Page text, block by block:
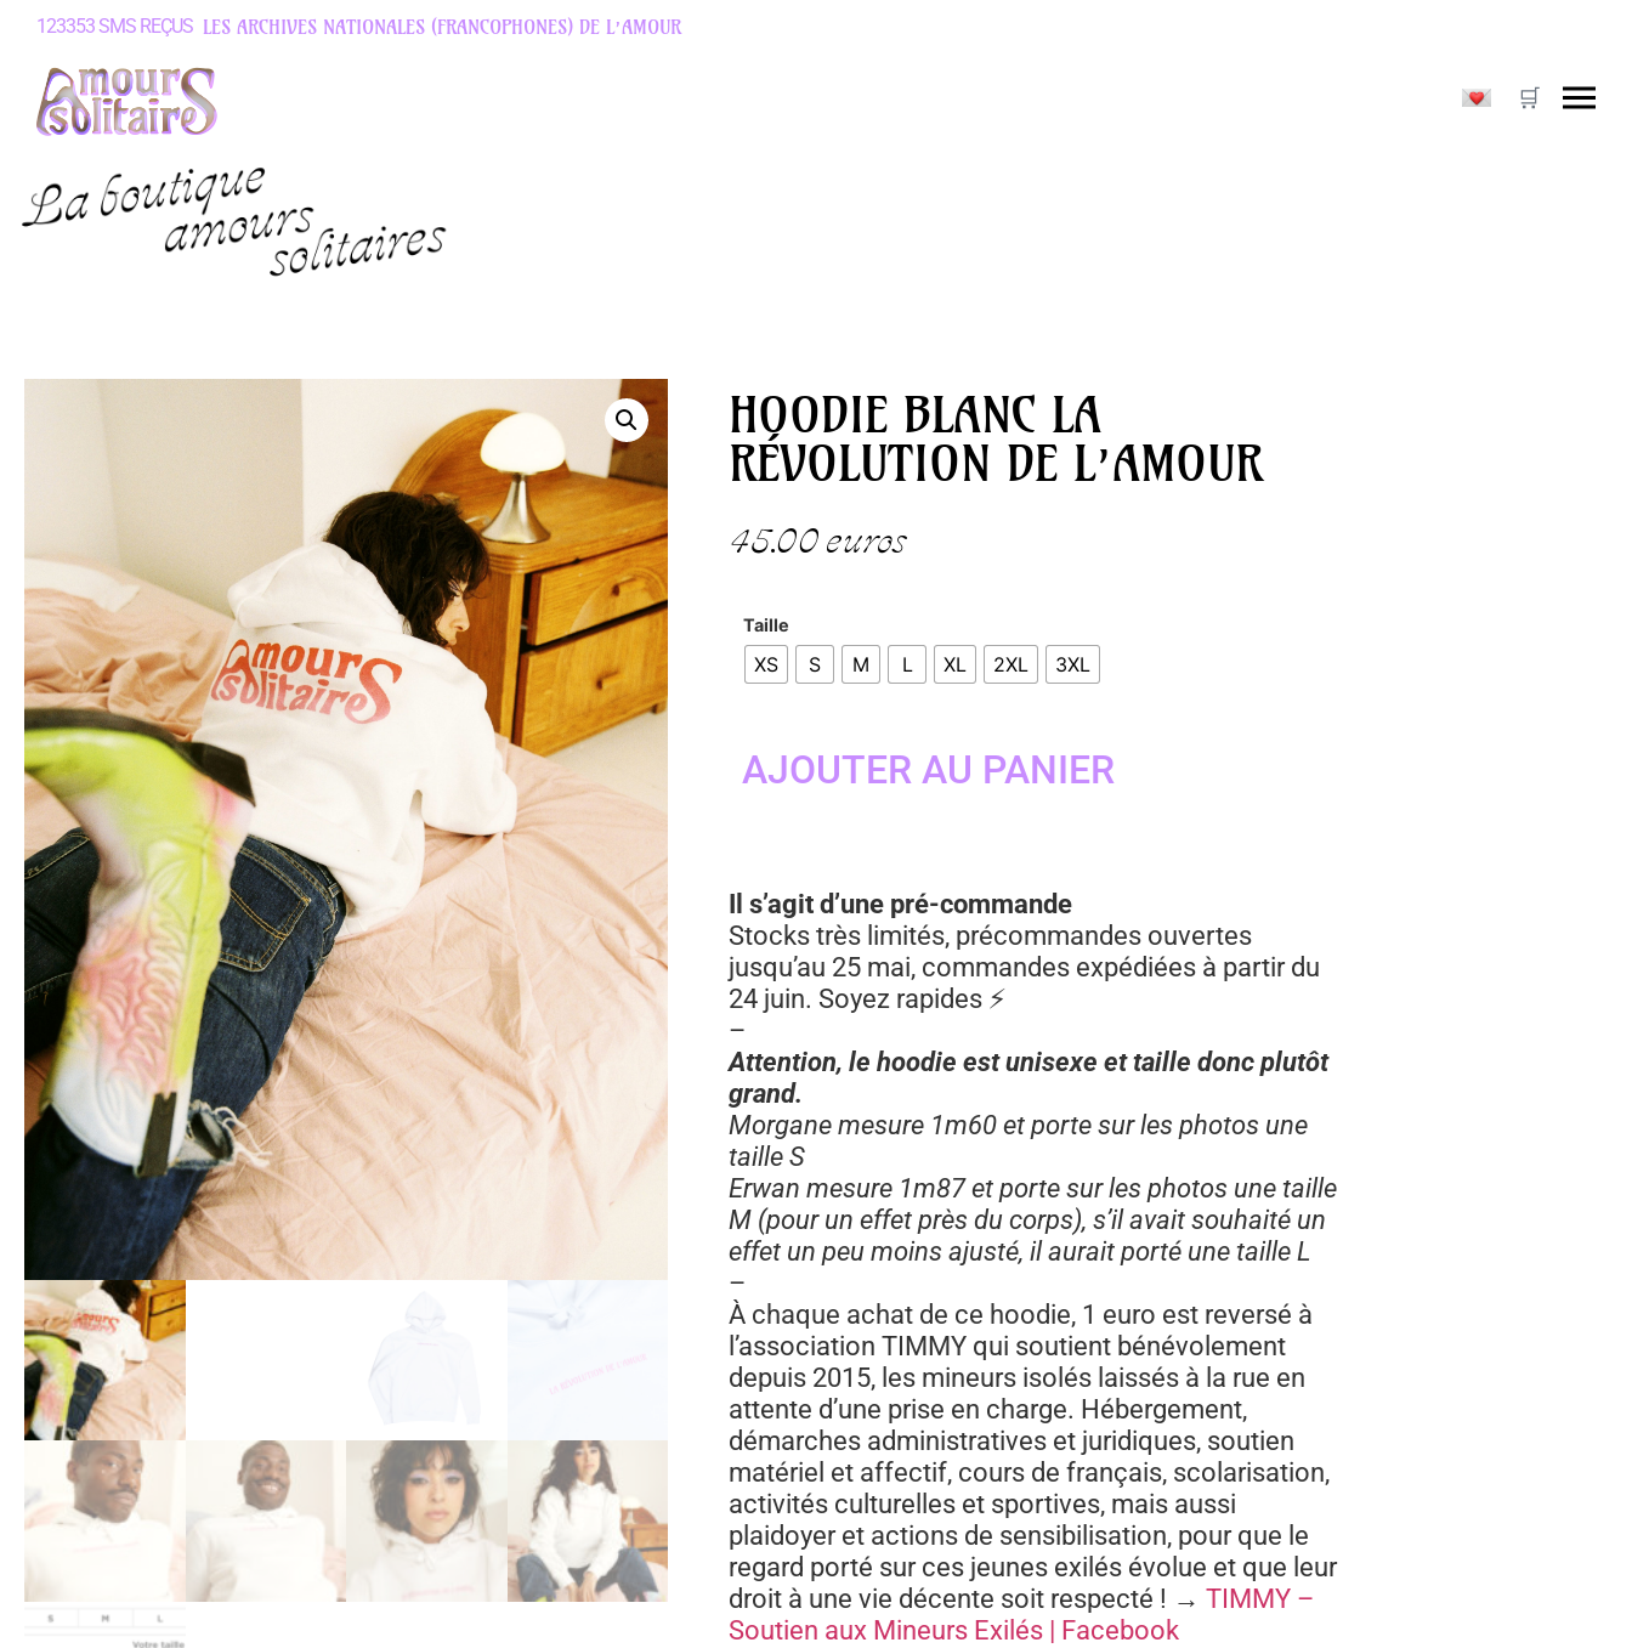
123353SMS REÇUS LES ARCHIVES NATIONALES (FRANCOPHONES) DE L’AMOUR
HOODIE BLANC LA
RÉVOLUTION DE L’AMOUR
45.00euros
Taille
XS S M L XL 2XL 3XL
AJOUTER AU PANIER
Il s’agit d’une pré-commande
Stocks très limités, précommandes ouvertes
jusqu’au 25 mai, commandes expédiées à partir du
24 juin. Soyez rapides ⚡
–
Attention, le hoodie est unisexe et taille donc plutôt
grand.
Morgane mesure 1m60 et porte sur les photos une
taille S
Erwan mesure 1m87 et porte sur les photos une taille
M (pour un effet près du corps), s’il avait souhaité un
effet un peu moins ajusté, il aurait porté une taille L
–
À chaque achat de ce hoodie, 1 euro est reversé à
l’association TIMMY qui soutient bénévolement
depuis 2015, les mineurs isolés laissés à la rue en
attente d’une prise en charge. Hébergement,
démarches administratives et juridiques, soutien
matériel et affectif, cours de français, scolarisation,
activités culturelles et sportives, mais aussi
plaidoyer et actions de sensibilisation, pour que le
regard porté sur ces jeunes exilés évolue et que leur
droit à une vie décente soit respecté ! → TIMMY –
Soutien aux Mineurs Exilés | Facebook